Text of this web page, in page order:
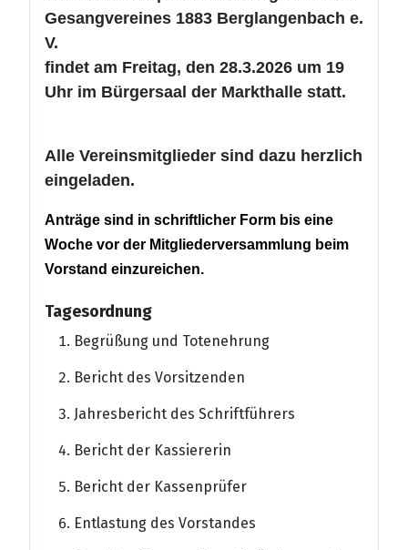
Gesangvereines 1883 Berglangenbach e.
V.
findet am Freitag, den 28.3.2026 um 19
Uhr im Bürgersaal der Markthalle statt.
Alle Vereinsmitglieder sind dazu herzlich
eingeladen.
Anträge sind in schriftlicher Form bis eine
Woche vor der Mitgliederversammlung beim
Vorstand einzureichen.
Tagesordnung
Begrüßung und Totenehrung
Bericht des Vorsitzenden
Jahresbericht des Schriftführers
Bericht der Kassiererin
Bericht der Kassenprüfer
Entlastung des Vorstandes